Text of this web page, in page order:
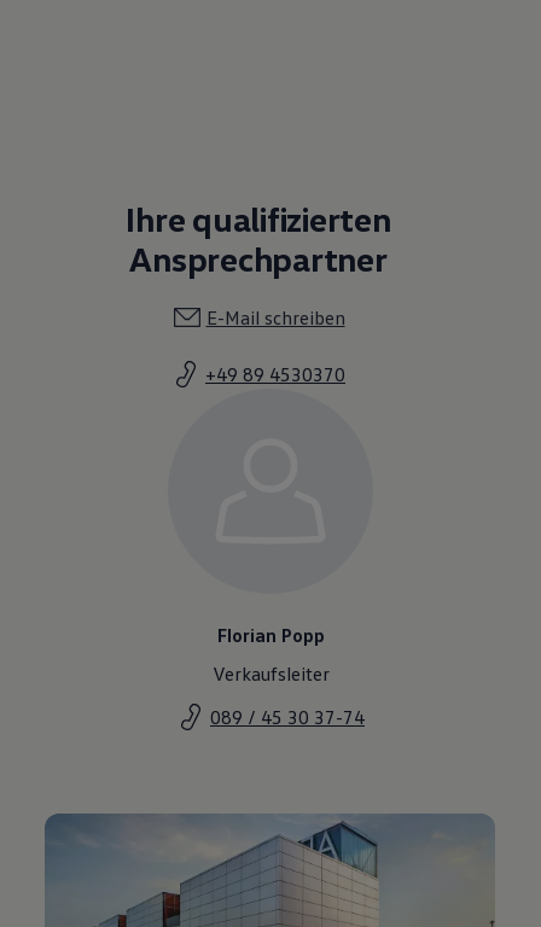
Ihre qualifizierten
Ansprechpartner
E-Mail schreiben
+49 89 4530370
Florian Popp
Verkaufsleiter
089 / 45 30 37-74